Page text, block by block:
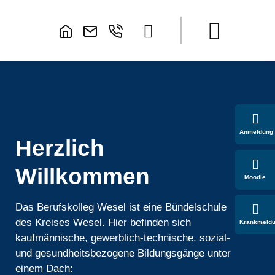
Herzlich
Willkommen
Das Berufskolleg Wesel ist eine Bündelschule
des Kreises Wesel. Hier befinden sich
kaufmännische, gewerblich-technische, sozial-
und gesundheitsbezogene Bildungsgänge unter
einem Dach:
Anmeldung
Moodle